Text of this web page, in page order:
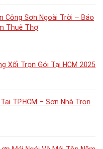
Công Sơn Ngoài Trời – Báo
Thuê Thợ
Xối Trọn Gói Tại HCM 2025
TP.HCM – Sơn Nhà Trọn